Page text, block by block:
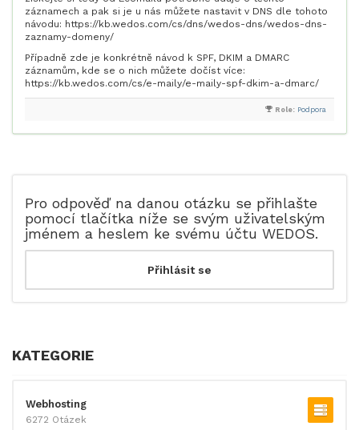
záznamech a pak si je u nás můžete nastavit v DNS dle tohoto
návodu: https://kb.wedos.com/cs/dns/wedos-dns/wedos-dns-
zaznamy-domeny/
Případně zde je konkrétně návod k SPF, DKIM a DMARC
záznamům, kde se o nich můžete dočíst více:
https://kb.wedos.com/cs/e-maily/e-maily-spf-dkim-a-dmarc/
Role: Podpora
Pro odpověď na danou otázku se přihlašte
pomocí tlačítka níže se svým uživatelským
jménem a heslem ke svému účtu WEDOS.
KATEGORIE
Webhosting
6272 Otázek